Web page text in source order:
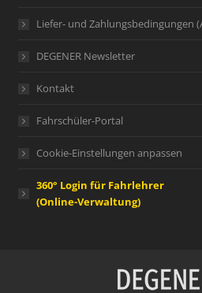
Liefer- und Zahlungsbedingungen
DEGENER Newsletter
Kontakt
Fahrschüler-Portal
Cookie-Einstellungen anpassen
360° Login für Fahrlehrer
(Online-Verwaltung)
person